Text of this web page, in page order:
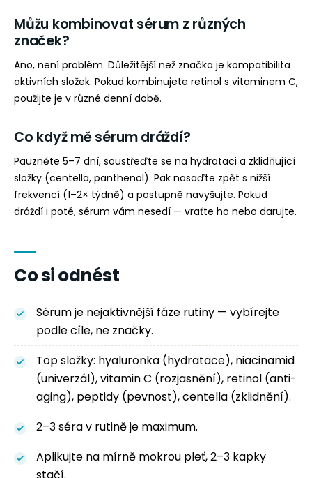
Můžu kombinovat sérum z různých
značek?
Ano, není problém. Důležitější než značka je kompatibilita
aktivních složek. Pokud kombinujete retinol s vitaminem C,
použijte je v různé denní době.
Co když mě sérum dráždí?
Pauzněte 5–7 dní, soustřeďte se na hydrataci a zklidňující
složky (centella, panthenol). Pak nasaďte zpět s nižší
frekvencí (1–2× týdně) a postupně navyšujte. Pokud
dráždí i poté, sérum vám nesedí — vraťte ho nebo darujte.
Co si odnést
Sérum je nejaktivnější fáze rutiny — vybírejte
podle cíle, ne značky.
Top složky: hyaluronka (hydratace), niacinamid
(univerzál), vitamin C (rozjasnění), retinol (anti-
aging), peptidy (pevnost), centella (zklidnění).
2–3 séra v rutině je maximum.
Aplikujte na mírně mokrou pleť, 2–3 kapky
stačí.